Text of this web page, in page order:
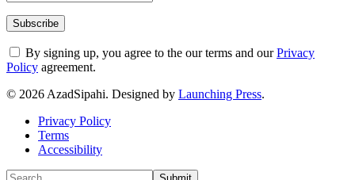
By signing up, you agree to the our terms and ourPrivacy
Policy agreement.
© 2026 AzadSipahi. Designed by Launching Press.
Privacy Policy
Terms
Accessibility